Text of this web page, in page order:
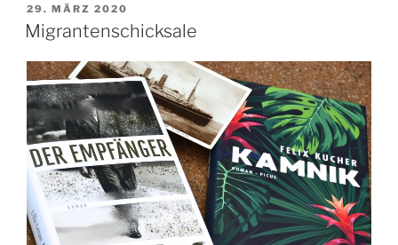
VERÖFFENTLICHT
AM
29. MÄRZ 2020
Migrantenschicksale